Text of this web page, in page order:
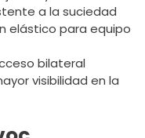
a la suciedad
elástico para equipo
bilateral
visibilidad en la